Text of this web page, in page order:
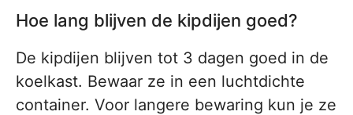
Hoe lang blijven de kipdijen goed?
De kipdijen blijven tot 3 dagen goed in de
koelkast. Bewaar ze in een luchtdichte
container. Voor langere bewaring kun je ze